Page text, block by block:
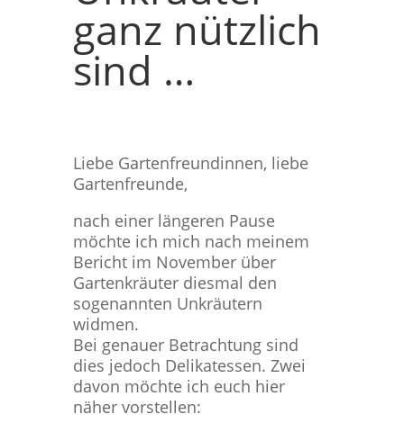
ganz nützlich
sind …
Liebe Gartenfreundinnen, liebe
Gartenfreunde,
nach einer längeren Pause
möchte ich mich nach meinem
Bericht im November über
Gartenkräuter diesmal den
sogenannten Unkräutern
widmen.
Bei genauer Betrachtung sind
dies jedoch Delikatessen. Zwei
davon möchte ich euch hier
näher vorstellen: